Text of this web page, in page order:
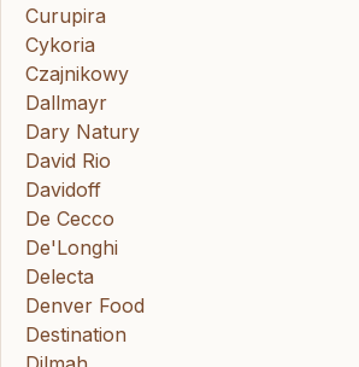
Curupira
Cykoria
Czajnikowy
Dallmayr
Dary Natury
David Rio
Davidoff
De Cecco
De'Longhi
Delecta
Denver Food
Destination